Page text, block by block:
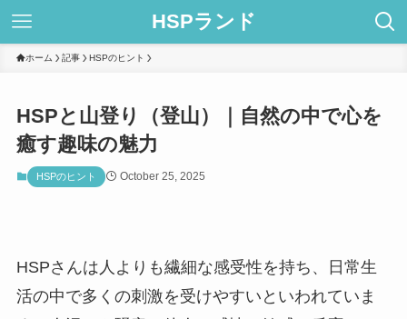
HSPランド
ホーム 記事 HSPのヒント
HSPと山登り（登山）｜自然の中で心を
癒す趣味の魅力
HSPのヒント October 25, 2025
HSPさんは人よりも繊細な感受性を持ち、日常生
活の中で多くの刺激を受けやすいといわれていま